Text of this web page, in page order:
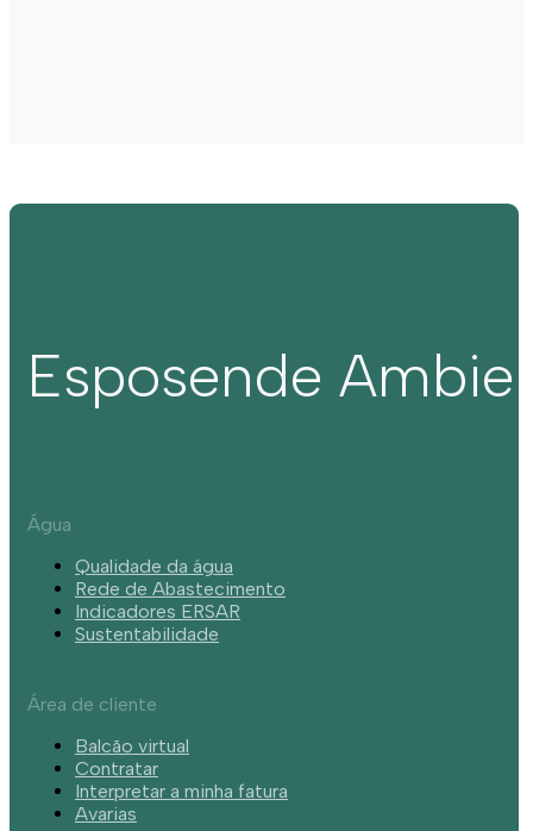
Esposende
Água
Qualidade da água
Rede de Abastecimento
Indicadores ERSAR
Sustentabilidade
Área de cliente
Balcão virtual
Contratar
Interpretar a minha fatura
Avarias